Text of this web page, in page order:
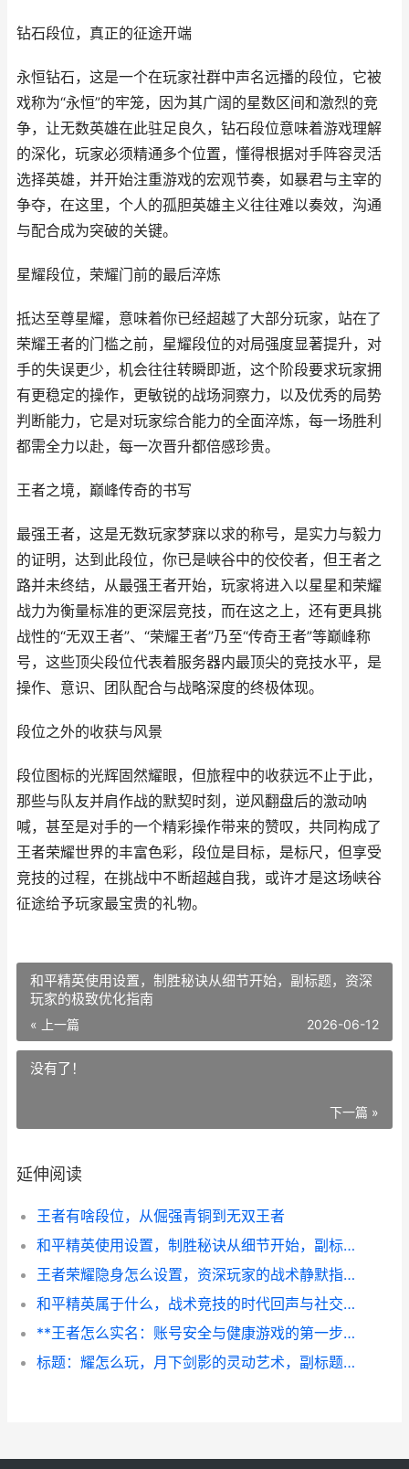
钻石段位，真正的征途开端
永恒钻石，这是一个在玩家社群中声名远播的段位，它被
戏称为“永恒”的牢笼，因为其广阔的星数区间和激烈的竞
争，让无数英雄在此驻足良久，钻石段位意味着游戏理解
的深化，玩家必须精通多个位置，懂得根据对手阵容灵活
选择英雄，并开始注重游戏的宏观节奏，如暴君与主宰的
争夺，在这里，个人的孤胆英雄主义往往难以奏效，沟通
与配合成为突破的关键。
星耀段位，荣耀门前的最后淬炼
抵达至尊星耀，意味着你已经超越了大部分玩家，站在了
荣耀王者的门槛之前，星耀段位的对局强度显著提升，对
手的失误更少，机会往往转瞬即逝，这个阶段要求玩家拥
有更稳定的操作，更敏锐的战场洞察力，以及优秀的局势
判断能力，它是对玩家综合能力的全面淬炼，每一场胜利
都需全力以赴，每一次晋升都倍感珍贵。
王者之境，巅峰传奇的书写
最强王者，这是无数玩家梦寐以求的称号，是实力与毅力
的证明，达到此段位，你已是峡谷中的佼佼者，但王者之
路并未终结，从最强王者开始，玩家将进入以星星和荣耀
战力为衡量标准的更深层竞技，而在这之上，还有更具挑
战性的“无双王者”、“荣耀王者”乃至“传奇王者”等巅峰称
号，这些顶尖段位代表着服务器内最顶尖的竞技水平，是
操作、意识、团队配合与战略深度的终极体现。
段位之外的收获与风景
段位图标的光辉固然耀眼，但旅程中的收获远不止于此，
那些与队友并肩作战的默契时刻，逆风翻盘后的激动呐
喊，甚至是对手的一个精彩操作带来的赞叹，共同构成了
王者荣耀世界的丰富色彩，段位是目标，是标尺，但享受
竞技的过程，在挑战中不断超越自我，或许才是这场峡谷
征途给予玩家最宝贵的礼物。
和平精英使用设置，制胜秘诀从细节开始，副标题，资深
玩家的极致优化指南
« 上一篇 2026-06-12
没有了！
下一篇 »
延伸阅读
王者有啥段位，从倔强青铜到无双王者
和平精英使用设置，制胜秘诀从细节开始，副标题，资深玩家的极致优化指南
王者荣耀隐身怎么设置，资深玩家的战术静默指南，副标题，掌握隐形艺术主宰对局节奏
和平精英属于什么，战术竞技的时代回声与社交符号
**王者怎么实名：账号安全与健康游戏的第一步**
标题：耀怎么玩，月下剑影的灵动艺术，副标题：掌握节奏以柔克刚的刺客精髓